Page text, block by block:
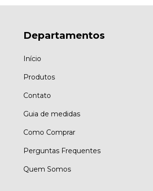
Departamentos
Início
Produtos
Contato
Guia de medidas
Como Comprar
Perguntas Frequentes
Quem Somos